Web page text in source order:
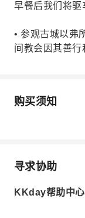
早餐后我们将驱
• 参观古城以弗
间教会因其善行
购买须知
寻求协助
KKday帮助中心